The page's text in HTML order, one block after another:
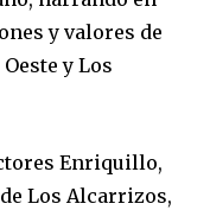
y valores de
y Los
Enriquillo,
Los Alcarrizos,